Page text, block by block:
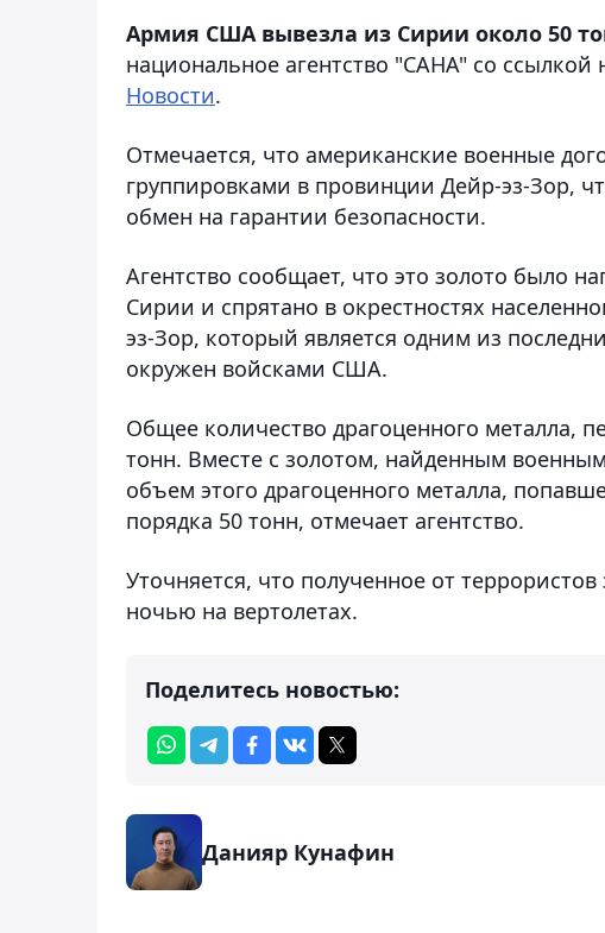
Армия США вывезла из Сирии около 50
национальное агентство "САНА" со
Новости.
Отмечается, что американские военные
группировками в провинции Дейр-эз-Зор,
обмен на гарантии безопасности.
Агентство сообщает, что это золото было
Сирии и спрятано в окрестностях
эз-Зор, который является одним из
окружен войсками США.
Общее количество драгоценного металла,
тонн. Вместе с золотом, найденным
объем этого драгоценного металла,
порядка 50 тонн, отмечает агентство.
Уточняется, что полученное от
ночью на вертолетах.
Поделитесь новостью:
Данияр Кунафин